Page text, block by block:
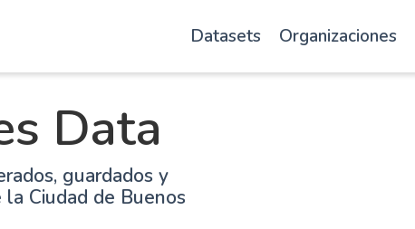
Datasets Organizaciones
Data
guardados y
Ciudad de Buenos